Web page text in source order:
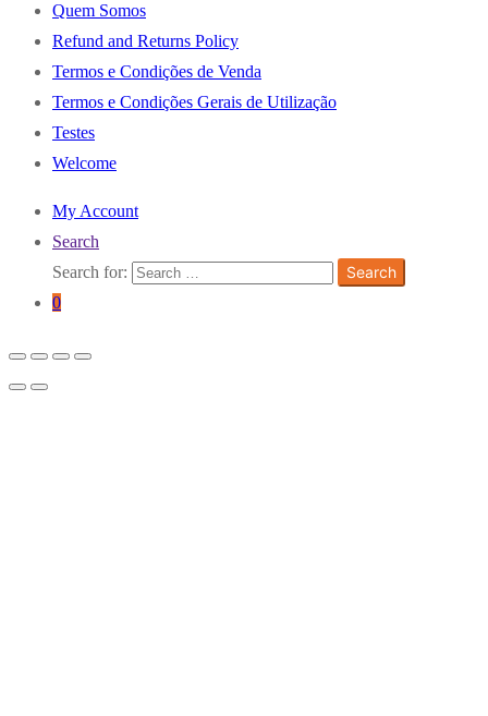
Quem Somos
Refund and Returns Policy
Termos e Condições de Venda
Termos e Condições Gerais de Utilização
Testes
Welcome
My Account
Search
Search for:
Search
0